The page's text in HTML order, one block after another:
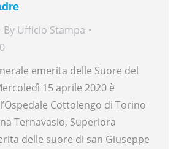
By Ufficio Stampa
emerita delle Suore del
15 aprile 2020 è
Cottolengo di Torino
Ternavasio, Superiora
delle suore di san Giuseppe